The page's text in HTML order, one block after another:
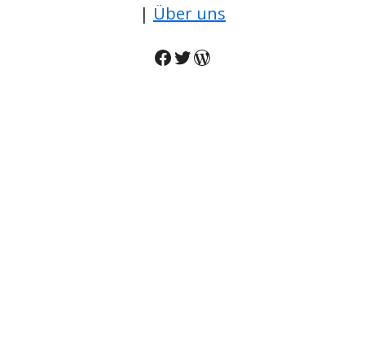
| Über uns
Facebook
Twitter
WordPress